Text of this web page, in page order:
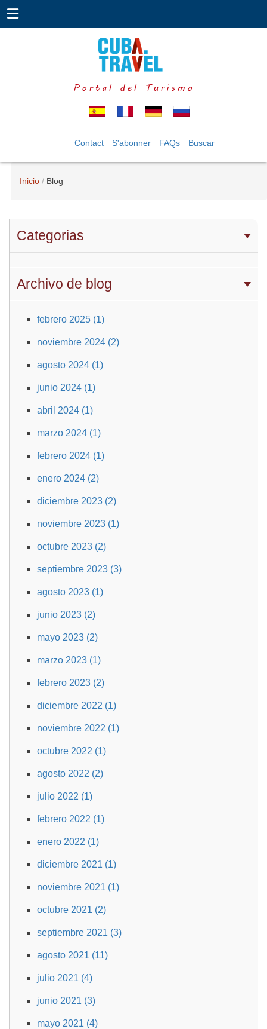
Portal del Turismo
Contact S'abonner FAQs Buscar
Inicio Blog
Categorias
Archivo de blog
febrero 2025 (1)
noviembre 2024 (2)
agosto 2024 (1)
junio 2024 (1)
abril 2024 (1)
marzo 2024 (1)
febrero 2024 (1)
enero 2024 (2)
diciembre 2023 (2)
noviembre 2023 (1)
octubre 2023 (2)
septiembre 2023 (3)
agosto 2023 (1)
junio 2023 (2)
mayo 2023 (2)
marzo 2023 (1)
febrero 2023 (2)
diciembre 2022 (1)
noviembre 2022 (1)
octubre 2022 (1)
agosto 2022 (2)
julio 2022 (1)
febrero 2022 (1)
enero 2022 (1)
diciembre 2021 (1)
noviembre 2021 (1)
octubre 2021 (2)
septiembre 2021 (3)
agosto 2021 (11)
julio 2021 (4)
junio 2021 (3)
mayo 2021 (4)